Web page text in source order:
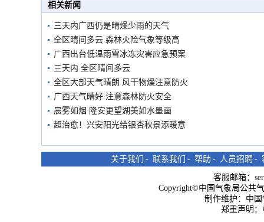
相关新闻
三天内广西仍是晴燥少雨的天气
全区晴间多云 森林火险气象等级高
广西出台低温雨雪冰冻灾害应急预案
三天内 全区晴间多云
全区大部天气晴朗 风干物燥注意防火
广西天气晴好 注意森林防火安全
晨雾如烟 隆安更望湖美如水墨画
超治愈！兴安阳光给银杏秋景添暖意
关于我们 - 联系我们 - 帮助 - 人员招聘 -
客服邮箱：
Copyright©中国气象局公共
制作维护：中
郑重声明